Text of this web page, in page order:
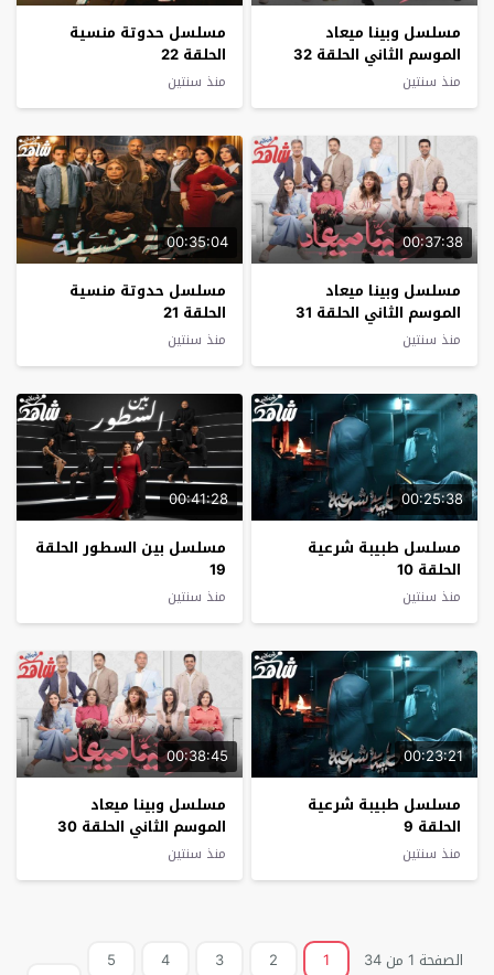
مسلسل وبينا ميعاد
الموسم الثاني الحلقة 32
منذ سنتين
مسلسل حدوتة منسية
الحلقة 22
منذ سنتين
00:37:38
مسلسل وبينا ميعاد
الموسم الثاني الحلقة 31
منذ سنتين
00:35:04
مسلسل حدوتة منسية
الحلقة 21
منذ سنتين
00:25:38
مسلسل طبيبة شرعية
الحلقة 10
منذ سنتين
00:41:28
مسلسل بين السطور الحلقة
19
منذ سنتين
00:23:21
مسلسل طبيبة شرعية
الحلقة 9
منذ سنتين
00:38:45
مسلسل وبينا ميعاد
الموسم الثاني الحلقة 30
منذ سنتين
الصفحة 1 من 34 1
2
3
4
5